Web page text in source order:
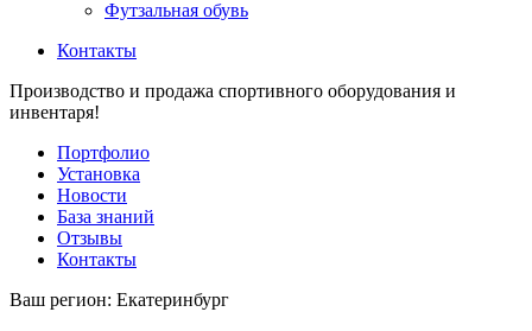
Футзальная обувь
Контакты
Производство и продажа спортивного оборудования и
инвентаря!
Портфолио
Установка
Новости
База знаний
Отзывы
Контакты
Ваш регион: Екатеринбург